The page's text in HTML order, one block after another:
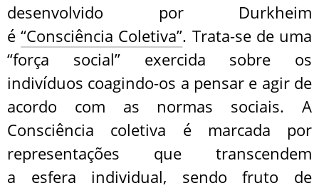
desenvolvido por Durkheim
é“Consciência Coletiva”. Trata-se de uma
“força social” exercida sobre os
indivíduos coagindo-os a pensar e agir de
acordo com as normas sociais. A
Consciência coletiva é marcada por
representações que transcendem
a esfera individual, sendo fruto de